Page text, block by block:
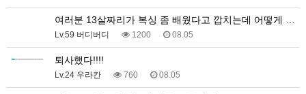
여러분 13살짜리가 복싱 좀 배웠다고 깝치는데 어떻게 …
Lv.59 버디버디 1200 08.05
퇴사했다!!!!
Lv.24 우라칸 760 08.05